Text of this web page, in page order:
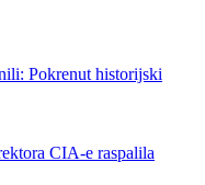
Pokrenut historijski
CIA-e raspalila